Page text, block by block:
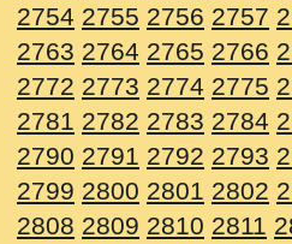
2754 2755 2756 2757
2763 2764 2765 2766
2772 2773 2774 2775
2781 2782 2783 2784
2790 2791 2792 2793
2799 2800 2801 2802
2808 2809 2810 2811